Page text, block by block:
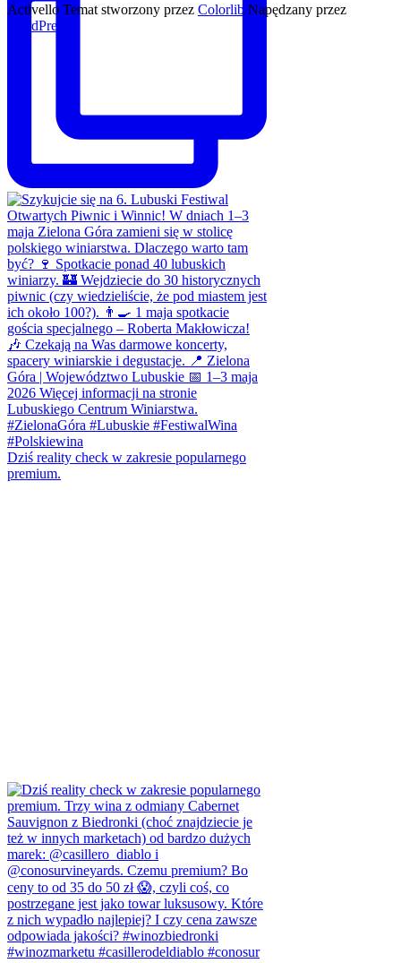
Dziś reality check w zakresie popularnego
premium.
Activello Temat stworzony przez Colorlib Napędzany przez
WordPress